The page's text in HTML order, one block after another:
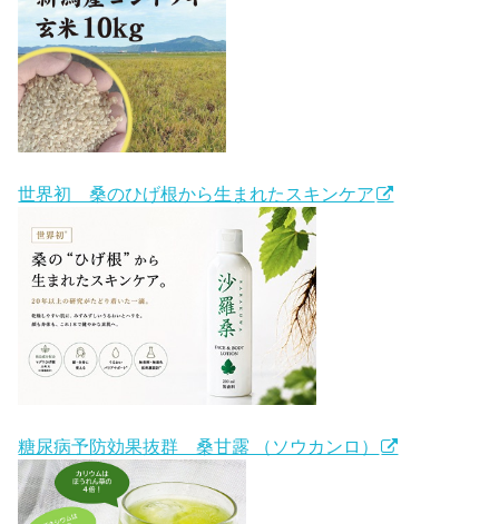
世界初 桑のひげ根から生まれたスキンケア
糖尿病予防効果抜群 桑甘露 （ソウカンロ）